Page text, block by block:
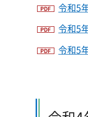
令和5
令和5
令和5